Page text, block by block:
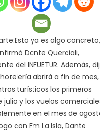
ya es algo concreto,
Dante Querciali,
del INFUETUR. Además,
abrirá a fin de mes,
turísticos los primeros
julio y los vuelos
en el mes de
con Fm La Isla, Dante